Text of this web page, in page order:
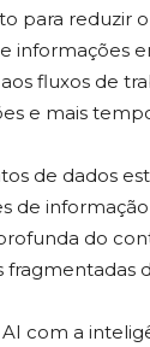
para reduzir
informações
fluxos de
e mais
de dados
de
do
com a